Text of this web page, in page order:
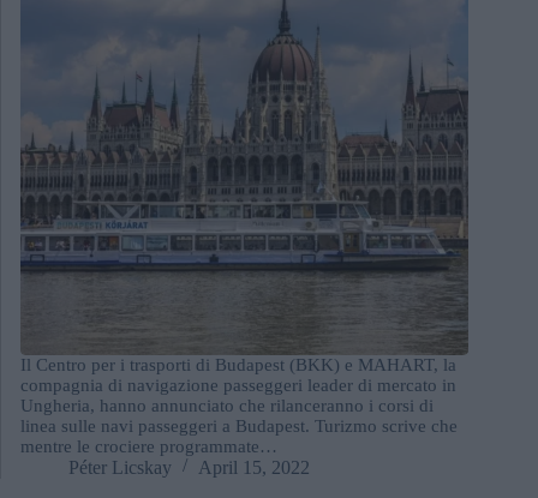
Il Centro per i trasporti di Budapest (BKK) e MAHART, la
compagnia di navigazione passeggeri leader di mercato in
Ungheria, hanno annunciato che rilanceranno i corsi di
linea sulle navi passeggeri a Budapest. Turizmo scrive che
mentre le crociere programmate…
Péter Licskay April 15, 2022